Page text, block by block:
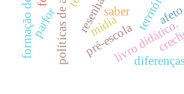
resenha território
saber
mídialivro didático.
parfor pré-escola
afeto